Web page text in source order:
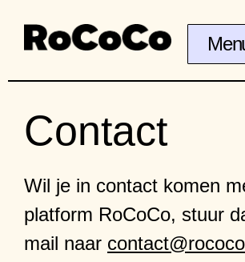
Contact
Wil je in contact komen
platform RoCoCo, stuur
mail naar